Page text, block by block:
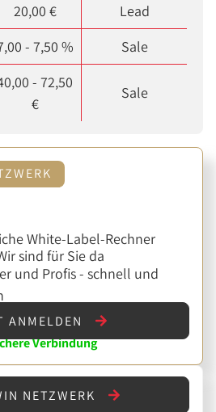
20,00 €
Lead
- 7,50 % Sale
- 72,50
€
Sale
White-Label-Rechner
sind für Sie da
und Profis - schnell und
ANMELDEN
Verbindung
NETZWERK